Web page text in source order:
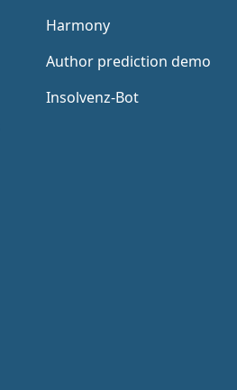
Harmony
Author prediction demo
Insolvenz-Bot